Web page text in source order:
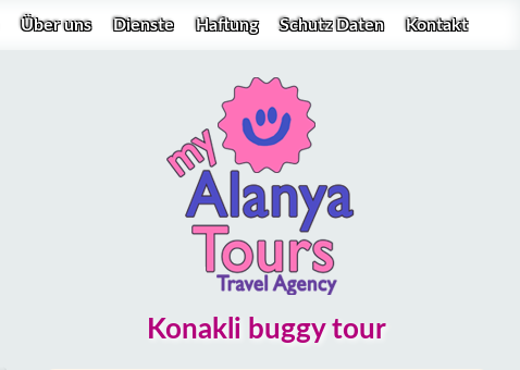
Über uns Dienste Haftung Schutz Daten Kontakt
Konakli buggy tour